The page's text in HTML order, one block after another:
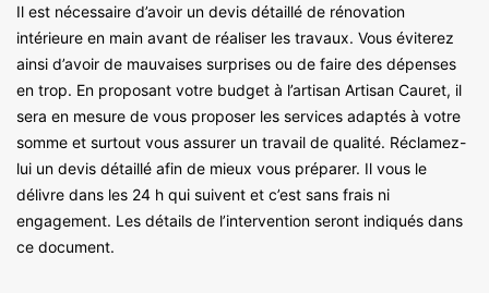
Il est nécessaire d’avoir un devis détaillé de rénovation
intérieure en main avant de réaliser les travaux. Vous éviterez
ainsi d’avoir de mauvaises surprises ou de faire des dépenses
en trop. En proposant votre budget à l’artisan Artisan Cauret, il
sera en mesure de vous proposer les services adaptés à votre
somme et surtout vous assurer un travail de qualité. Réclamez-
lui un devis détaillé afin de mieux vous préparer. Il vous le
délivre dans les 24 h qui suivent et c’est sans frais ni
engagement. Les détails de l’intervention seront indiqués dans
ce document.